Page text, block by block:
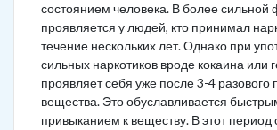
состоянием человека. В более
проявляется у людей, кто принимал
течение нескольких лет. Однако при
сильных наркотиков вроде кокаина или
проявляет себя уже после 3-4 разового
вещества. Это обуславливается
привыканием к веществу. В этот период